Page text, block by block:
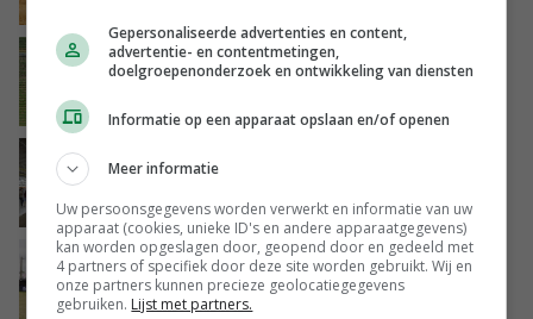
Fritesnotering stijgt door tot maximaal 30
euro
Brandschone pluimveestallen in Herpen
VANDAAG, 15:50
Vakbeurs Libramont: van trekpaard tot
laserwieder
VANDAAG, 15:22
Gepersonaliseerde advertenties en content,
advertentie- en contentmetingen,
doelgroepenonderzoek en ontwikkeling van diensten
Informatie op een apparaat opslaan en/of openen
Meer informatie
Uw persoonsgegevens worden verwerkt en informatie van uw
apparaat (cookies, unieke ID's en andere apparaatgegevens)
kan worden opgeslagen door, geopend door en gedeeld met
4 partners of specifiek door deze site worden gebruikt. Wij en
onze partners kunnen precieze geolocatiegegevens
gebruiken. Lijst met partners.